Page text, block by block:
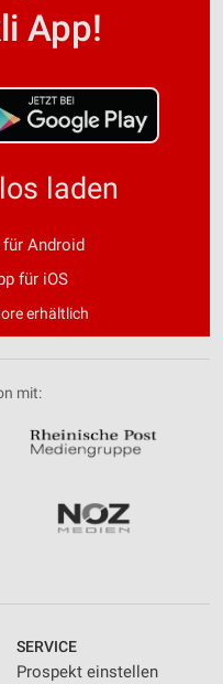
App!
laden
Android
für iOS
erhältlich
mit:
SERVICE
Prospekt einstellen